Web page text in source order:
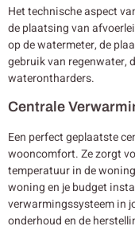
Het technische aspect
de plaatsing van
op de watermeter, de
gebruik van regenwater,
waterontharders.
Centrale
Een perfect geplaatste
wooncomfort. Ze zorgt
temperatuur in de
woning en je budget
verwarmingssysteem in
onderhoud en de